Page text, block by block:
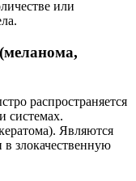
или
распространяется
системах.
Являются
злокачественную